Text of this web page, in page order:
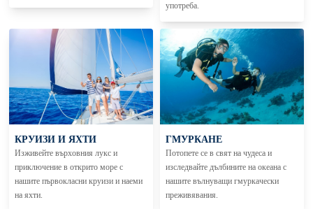
употреба.
КРУИЗИ И ЯХТИ
Изживейте върховния лукс и
приключение в открито море с
нашите първокласни круизи и наеми
на яхти.
ГМУРКАНЕ
Потопете се в свят на чудеса и
изследвайте дълбините на океана с
нашите вълнуващи гмуркачески
преживявания.